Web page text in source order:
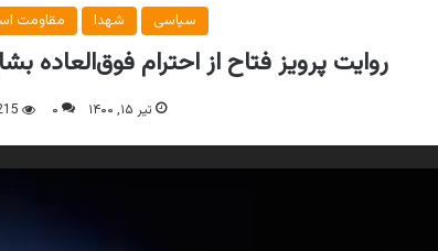
سیاسی شهدا مقاومت
روایت پرویز فتاح از احترام فوق‌العاده
تیر ۱۵, ۱۴۰۰ ۰